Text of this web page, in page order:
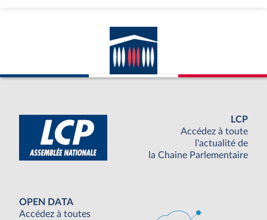
LCP
Accédez à toute
l'actualité de
la Chaine Parlementaire
OPEN DATA
Accédez à toutes